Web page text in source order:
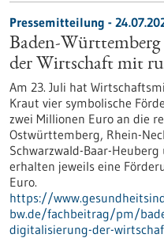
Pressemitteilung -
Baden-
der Wirtschaft mit
Am 23. Juli hat
Kraut vier symbolische
zwei Millionen Euro an die
Ostwürttemberg, Rhein-
Schwarzwald-Baar-
erhalten jeweils eine
Euro.
https://
bw.de/fachbeitrag/pm/
digitalisierung-der-